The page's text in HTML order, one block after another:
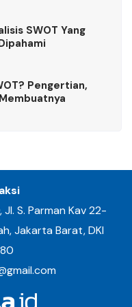
SWOT Yang
Pengertian,
S. Parman Kav 22-
Jakarta Barat, DKI